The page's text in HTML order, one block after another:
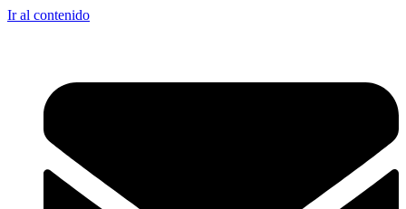
Ir al contenido